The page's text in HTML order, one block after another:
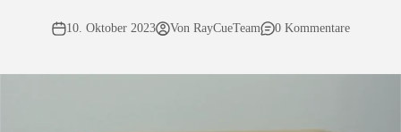
10. Oktober 2023 Von RayCueTeam 0 Kommentare